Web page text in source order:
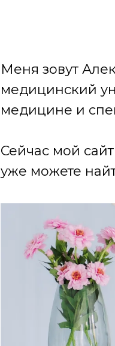
Меня зовут
медицинский
медицине и
Сейчас мой
уже можете